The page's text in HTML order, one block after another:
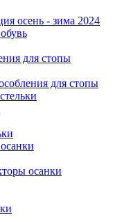
осень - зима 2024
для стопы
для стопы
осанки